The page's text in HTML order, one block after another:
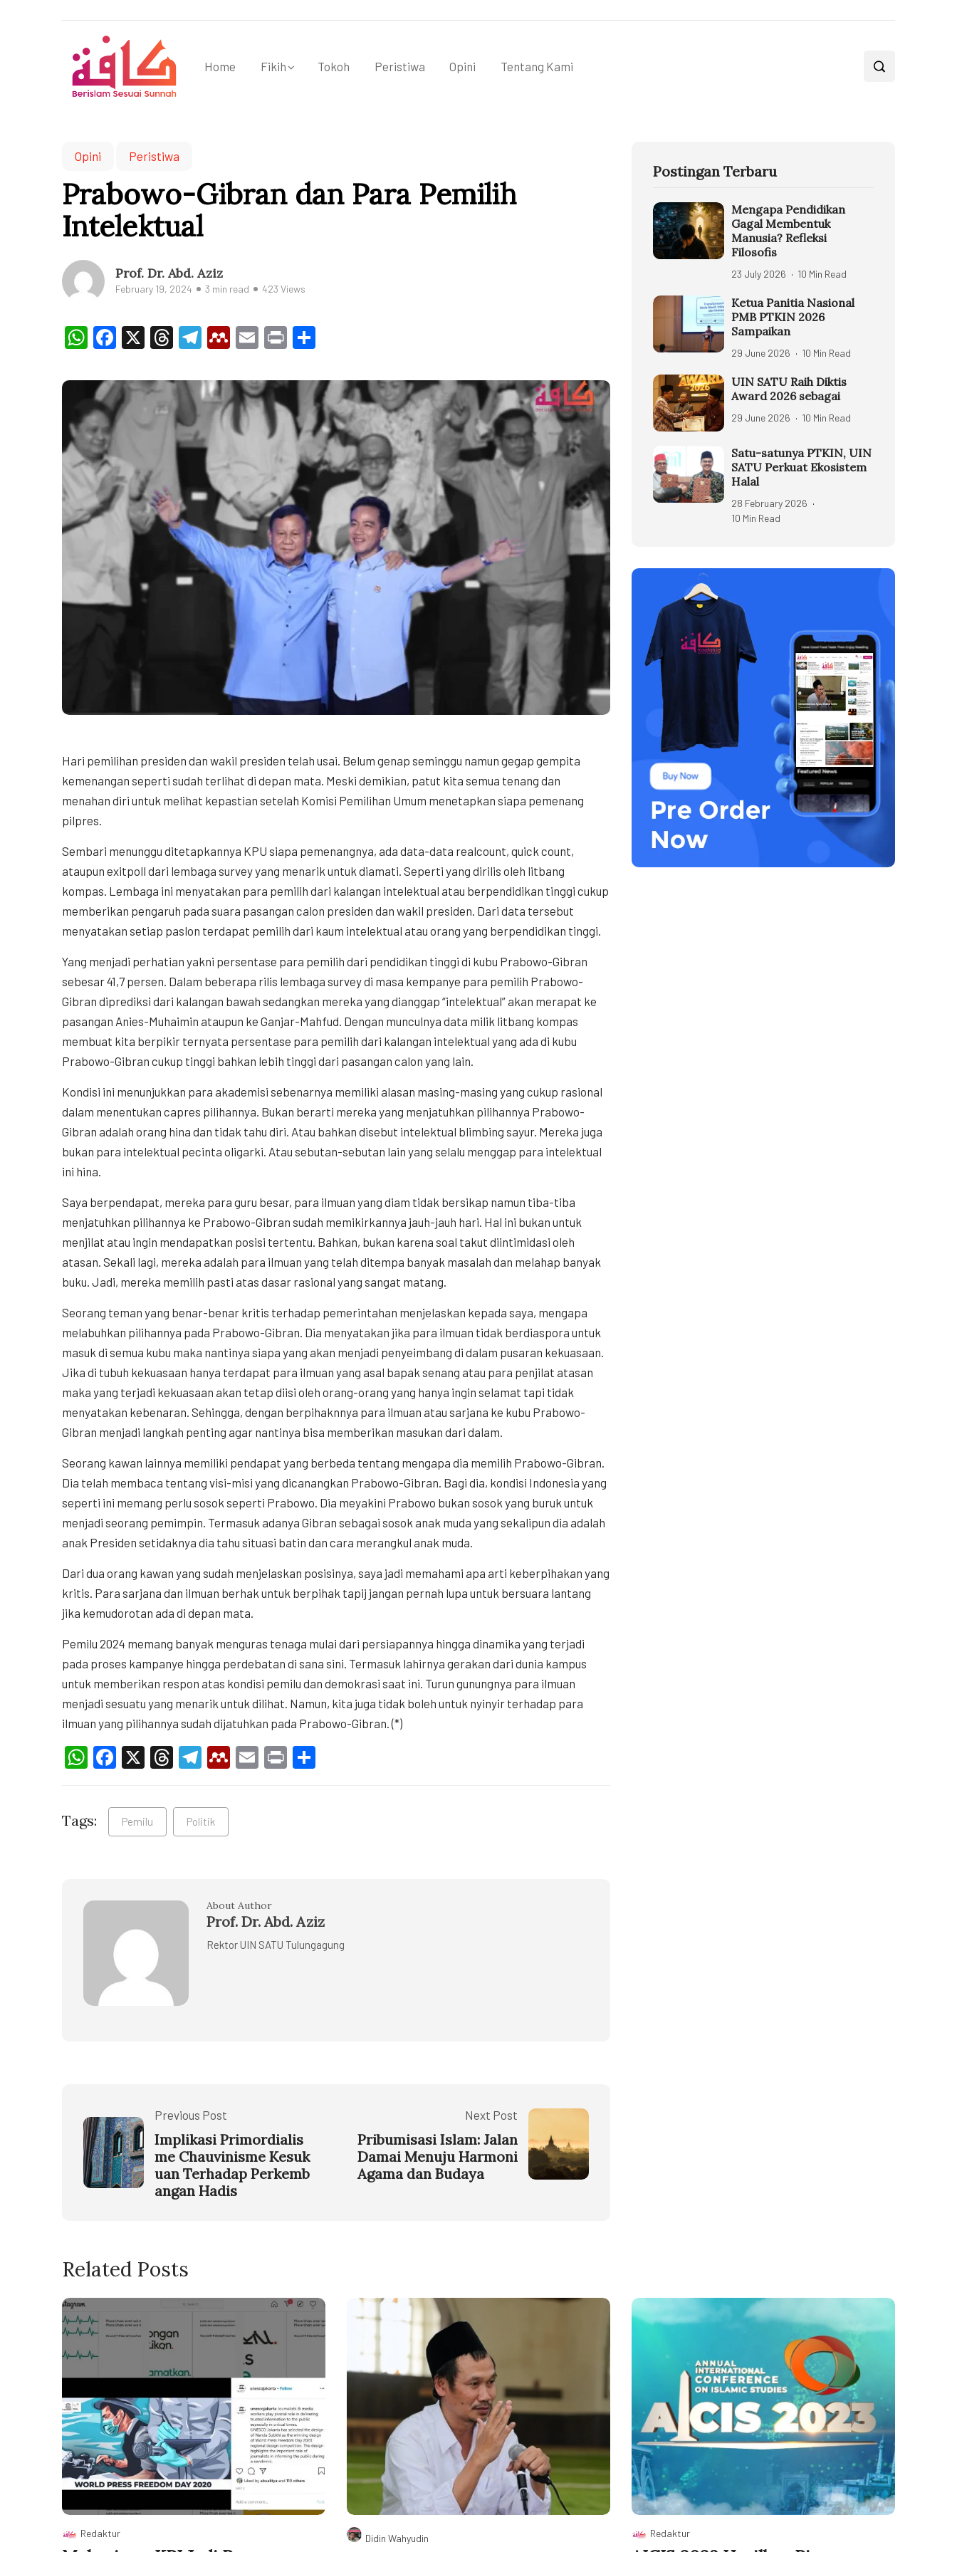
Home Fikih Tokoh Peristiwa Opini Tentang Kami
Opini Peristiwa
Prabowo-Gibran dan Para Pemilih
Intelektual
Prof. Dr. Abd. Aziz
February 19, 2024 3 min read 423 Views
WhatsApp
Facebook
X Threads
Telegram
Mendeley
EmailPrint
Hari pemilihan presiden dan wakil presiden telah usai. Belum genap seminggu namun gegap gempita
kemenangan seperti sudah terlihat di depan mata. Meski demikian, patut kita semua tenang dan
menahan diri untuk melihat kepastian setelah Komisi Pemilihan Umum menetapkan siapa pemenang
pilpres.
Sembari menunggu ditetapkannya KPU siapa pemenangnya, ada data-data realcount, quick count,
ataupun exitpoll dari lembaga survey yang menarik untuk diamati. Seperti yang dirilis oleh litbang
kompas. Lembaga ini menyatakan para pemilih dari kalangan intelektual atau berpendidikan tinggi cukup
memberikan pengaruh pada suara pasangan calon presiden dan wakil presiden. Dari data tersebut
menyatakan setiap paslon terdapat pemilih dari kaum intelektual atau orang yang berpendidikan tinggi.
Yang menjadi perhatian yakni persentase para pemilih dari pendidikan tinggi di kubu Prabowo-Gibran
sebesar 41,7 persen. Dalam beberapa rilis lembaga survey di masa kempanye para pemilih Prabowo-
Gibran diprediksi dari kalangan bawah sedangkan mereka yang dianggap “intelektual” akan merapat ke
pasangan Anies-Muhaimin ataupun ke Ganjar-Mahfud. Dengan munculnya data milik litbang kompas
membuat kita berpikir ternyata persentase para pemilih dari kalangan intelektual yang ada di kubu
Prabowo-Gibran cukup tinggi bahkan lebih tinggi dari pasangan calon yang lain.
Kondisi ini menunjukkan para akademisi sebenarnya memiliki alasan masing-masing yang cukup rasional
dalam menentukan capres pilihannya. Bukan berarti mereka yang menjatuhkan pilihannya Prabowo-
Gibran adalah orang hina dan tidak tahu diri. Atau bahkan disebut intelektual blimbing sayur. Mereka juga
bukan para intelektual pecinta oligarki. Atau sebutan-sebutan lain yang selalu menggap para intelektual
ini hina.
Saya berpendapat, mereka para guru besar, para ilmuan yang diam tidak bersikap namun tiba-tiba
menjatuhkan pilihannya ke Prabowo-Gibran sudah memikirkannya jauh-jauh hari. Hal ini bukan untuk
menjilat atau ingin mendapatkan posisi tertentu. Bahkan, bukan karena soal takut diintimidasi oleh
atasan. Sekali lagi, mereka adalah para ilmuan yang telah ditempa banyak masalah dan melahap banyak
buku. Jadi, mereka memilih pasti atas dasar rasional yang sangat matang.
Seorang teman yang benar-benar kritis terhadap pemerintahan menjelaskan kepada saya, mengapa
melabuhkan pilihannya pada Prabowo-Gibran. Dia menyatakan jika para ilmuan tidak berdiaspora untuk
masuk di semua kubu maka nantinya siapa yang akan menjadi penyeimbang di dalam pusaran kekuasaan.
Jika di tubuh kekuasaan hanya terdapat para ilmuan yang asal bapak senang atau para penjilat atasan
maka yang terjadi kekuasaan akan tetap diisi oleh orang-orang yang hanya ingin selamat tapi tidak
menyatakan kebenaran. Sehingga, dengan berpihaknnya para ilmuan atau sarjana ke kubu Prabowo-
Gibran menjadi langkah penting agar nantinya bisa memberikan masukan dari dalam.
Seorang kawan lainnya memiliki pendapat yang berbeda tentang mengapa dia memilih Prabowo-Gibran.
Dia telah membaca tentang visi-misi yang dicanangkan Prabowo-Gibran. Bagi dia, kondisi Indonesia yang
seperti ini memang perlu sosok seperti Prabowo. Dia meyakini Prabowo bukan sosok yang buruk untuk
menjadi seorang pemimpin. Termasuk adanya Gibran sebagai sosok anak muda yang sekalipun dia adalah
anak Presiden setidaknya dia tahu situasi batin dan cara merangkul anak muda.
Dari dua orang kawan yang sudah menjelaskan posisinya, saya jadi memahami apa arti keberpihakan yang
kritis. Para sarjana dan ilmuan berhak untuk berpihak tapij jangan pernah lupa untuk bersuara lantang
jika kemudorotan ada di depan mata.
Pemilu 2024 memang banyak menguras tenaga mulai dari persiapannya hingga dinamika yang terjadi
pada proses kampanye hingga perdebatan di sana sini. Termasuk lahirnya gerakan dari dunia kampus
untuk memberikan respon atas kondisi pemilu dan demokrasi saat ini. Turun gunungnya para ilmuan
menjadi sesuatu yang menarik untuk dilihat. Namun, kita juga tidak boleh untuk nyinyir terhadap para
ilmuan yang pilihannya sudah dijatuhkan pada Prabowo-Gibran. (*)
WhatsApp
Facebook
X Threads
Telegram
Mendeley
Email
Print
Tags: Pemilu Politik
About Author
Prof. Dr. Abd. Aziz
Rektor UIN SATU Tulungagung
Previous Post
Implikasi Primordialis
me Chauvinisme Kesuk
uan Terhadap Perkemb
angan Hadis
Next Post
Pribumisasi Islam: Jalan
Damai Menuju Harmoni
Agama dan Budaya
Postingan Terbaru
Mengapa Pendidikan
Gagal Membentuk
Manusia? Refleksi
Filosofis
23 July 2026 10 Min Read
Ketua Panitia Nasional
PMB PTKIN 2026
Sampaikan
29 June 2026 10 Min Read
UIN SATU Raih Diktis
Award 2026 sebagai
29 June 2026 10 Min Read
Satu-satunya PTKIN, UIN
SATU Perkuat Ekosistem
Halal
28 February 2026
10 Min Read
Related Posts
Redaktur Didin Wahyudin Redaktur